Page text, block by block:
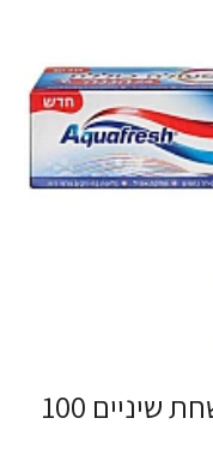
אקווה פרש קומפליט קר משחת שיניים 100